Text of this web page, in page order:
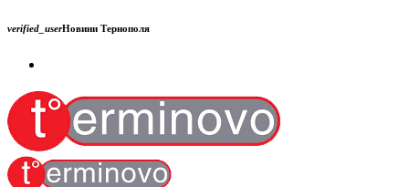
verified_userНовини Тернополя